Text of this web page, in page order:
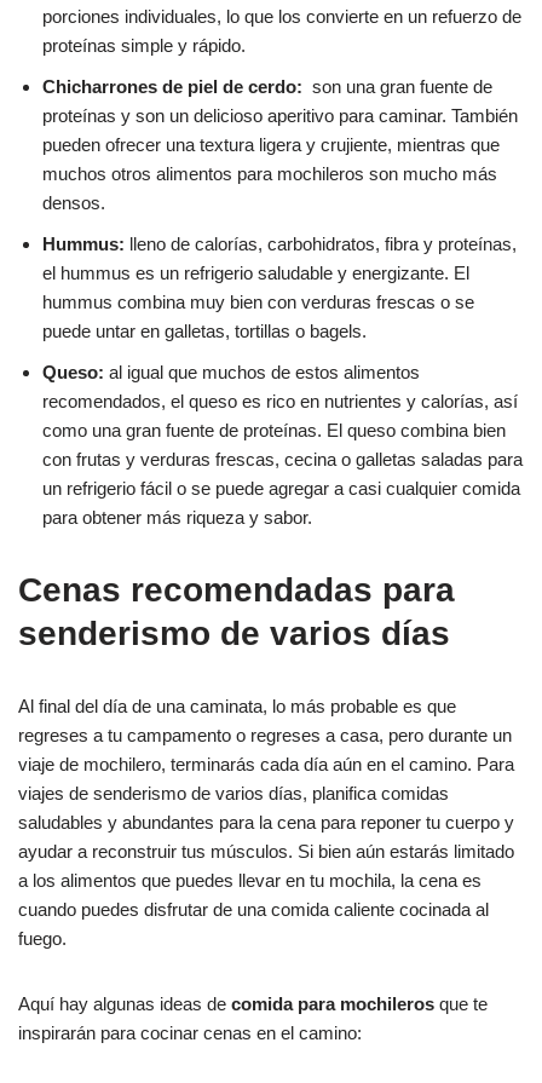
porciones individuales, lo que los convierte en un refuerzo de
proteínas simple y rápido.
Chicharrones de piel de cerdo: son una gran fuente de
proteínas y son un delicioso aperitivo para caminar. También
pueden ofrecer una textura ligera y crujiente, mientras que
muchos otros alimentos para mochileros son mucho más
densos.
Hummus: lleno de calorías, carbohidratos, fibra y proteínas,
el hummus es un refrigerio saludable y energizante. El
hummus combina muy bien con verduras frescas o se
puede untar en galletas, tortillas o bagels.
Queso: al igual que muchos de estos alimentos
recomendados, el queso es rico en nutrientes y calorías, así
como una gran fuente de proteínas. El queso combina bien
con frutas y verduras frescas, cecina o galletas saladas para
un refrigerio fácil o se puede agregar a casi cualquier comida
para obtener más riqueza y sabor.
Cenas recomendadas para
senderismo de varios días
Al final del día de una caminata, lo más probable es que
regreses a tu campamento o regreses a casa, pero durante un
viaje de mochilero, terminarás cada día aún en el camino. Para
viajes de senderismo de varios días, planifica comidas
saludables y abundantes para la cena para reponer tu cuerpo y
ayudar a reconstruir tus músculos. Si bien aún estarás limitado
a los alimentos que puedes llevar en tu mochila, la cena es
cuando puedes disfrutar de una comida caliente cocinada al
fuego.
Aquí hay algunas ideas de comida para mochileros que te
inspirarán para cocinar cenas en el camino: